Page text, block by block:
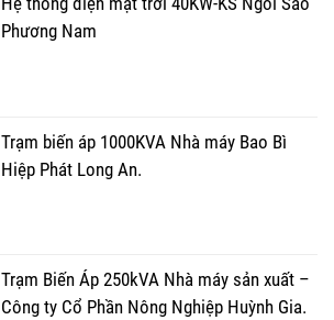
Phương Nam
Trạm biến áp 1000KVA Nhà máy Bao Bì
Hiệp Phát Long An.
Trạm Biến Áp 250kVA Nhà máy sản xuất –
Công ty Cổ Phần Nông Nghiệp Huỳnh Gia.